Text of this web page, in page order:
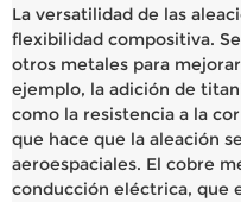
La versatilidad de las
flexibilidad compositiva.
otros metales para
ejemplo, la adición de
como la resistencia a la
que hace que la aleación
aeroespaciales. El cobre
conducción eléctrica, que